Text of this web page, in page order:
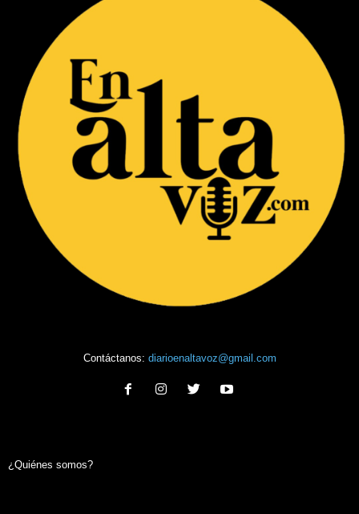
Contáctanos: diarioenaltavoz@gmail.com
¿Quiénes somos?